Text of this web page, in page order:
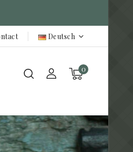
Deutsch
0